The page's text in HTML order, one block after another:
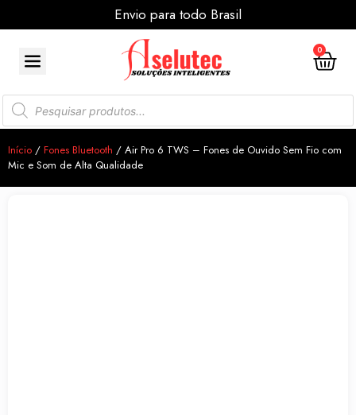
Envio para todo Brasil
0
Início / Fones Bluetooth / Air Pro 6 TWS – Fones de Ouvido Sem Fio com
Mic e Som de Alta Qualidade